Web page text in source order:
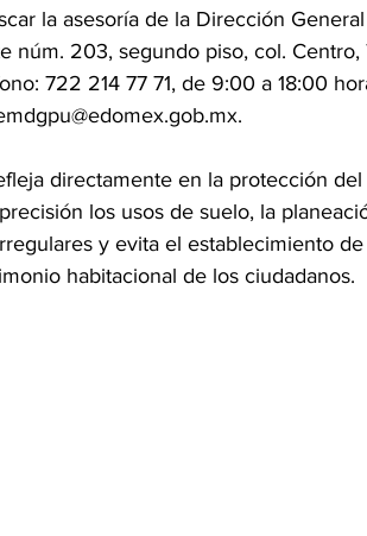
la asesoría de la Dirección
núm. 203, segundo piso, col. Centro,
722 214 77 71, de 9:00 a 18:00
directamente en la protección
los usos de suelo, la
y evita el establecimiento
habitacional de los ciudadanos.